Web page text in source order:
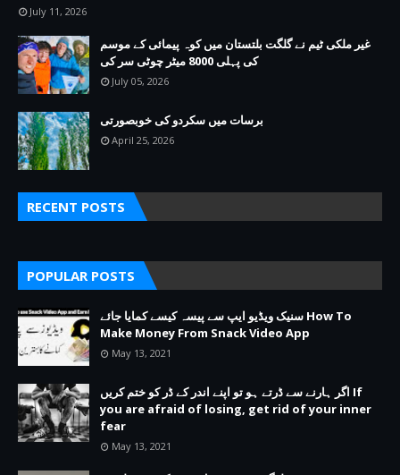
July 11, 2026
غیر ملکی ٹیم نے گلگت بلتستان میں کوہ پیمائی کے موسم
کی پہلی 8000 میٹر چوٹی سر کی
July 05, 2026
برسات میں سکردو کی خوبصورتی
April 25, 2026
RECENT POSTS
POPULAR POSTS
سنیک ویڈیو ایپ سے پیسہ کیسے کمایا جائے How To
Make Money From Snack Video App
May 13, 2021
اگر ہارنے سے ڈرتے ہو تو اپنے اندر کے ڈر کو ختم کریں If
you are afraid of losing, get rid of your inner
fear
May 13, 2021